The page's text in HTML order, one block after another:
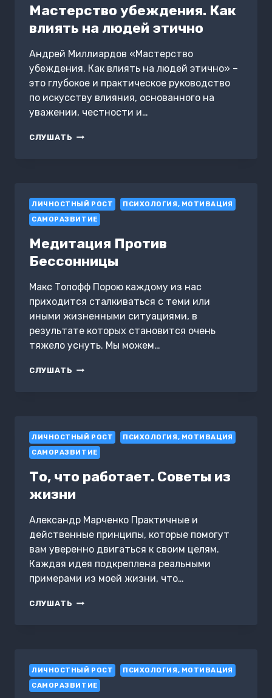
Мастерство убеждения. Как
влиять на людей этично
Андрей Миллиардов «Мастерство
убеждения. Как влиять на людей этично» –
это глубокое и практическое руководство
по искусству влияния, основанного на
уважении, честности и…
СЛУШАТЬ МАСТЕРСТВО
ЭТИЧНО
ЛИЧНОСТНЫЙ РОСТ
ПСИХОЛОГИЯ, МОТИВАЦИЯ
САМОРАЗВИТИЕ
Медитация Против
Бессонницы
Макс Топофф Порою каждому из нас
приходится сталкиваться с теми или
иными жизненными ситуациями, в
результате которых становится очень
тяжело уснуть. Мы можем…
СЛУШАТЬ МЕДИТАЦИЯ
ЛИЧНОСТНЫЙ РОСТ
ПСИХОЛОГИЯ, МОТИВАЦИЯ
САМОРАЗВИТИЕ
То, что работает. Советы из
жизни
Александр Марченко Практичные и
действенные принципы, которые помогут
вам уверенно двигаться к своим целям.
Каждая идея подкреплена реальными
примерами из моей жизни, что…
СЛУШАТЬ ТО,
ЛИЧНОСТНЫЙ РОСТ
ПСИХОЛОГИЯ, МОТИВАЦИЯ
САМОРАЗВИТИЕ